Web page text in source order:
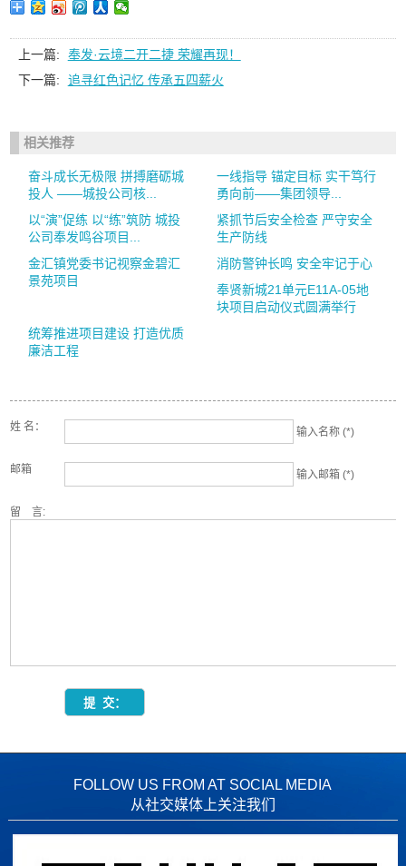
上一篇:
奉发·云境二开二捷 荣耀再现！
下一篇:
追寻红色记忆 传承五四薪火
相关推荐
奋斗成长无极限 拼搏磨砺城
投人 ——城投公司核...
一线指导 锚定目标 实干笃行
勇向前——集团领导...
以“演”促练 以“练”筑防 城投
公司奉发鸣谷项目...
紧抓节后安全检查 严守安全
生产防线
金汇镇党委书记视察金碧汇
景苑项目
消防警钟长鸣 安全牢记于心
奉贤新城21单元E11A-05地
块项目启动仪式圆满举行
统筹推进项目建设 打造优质
廉洁工程
姓 名： 输入名称 (*)
邮箱 输入邮箱 (*)
留 言:
FOLLOW US FROM AT SOCIAL MEDIA
从社交媒体上关注我们